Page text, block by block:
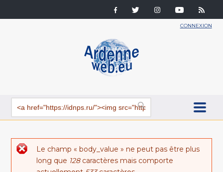
CONNEXION
Message d'erreur
Le champ « body_value » ne peut pas être plus
long que 128caractères mais comporte